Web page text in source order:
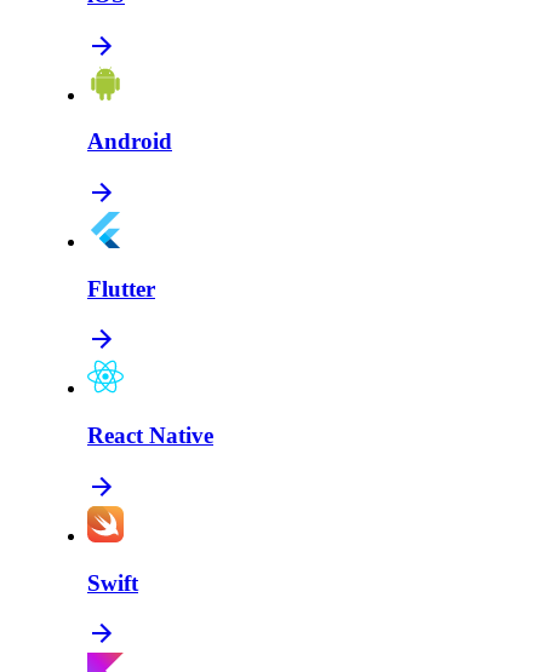
Android
Flutter
React Native
Swift